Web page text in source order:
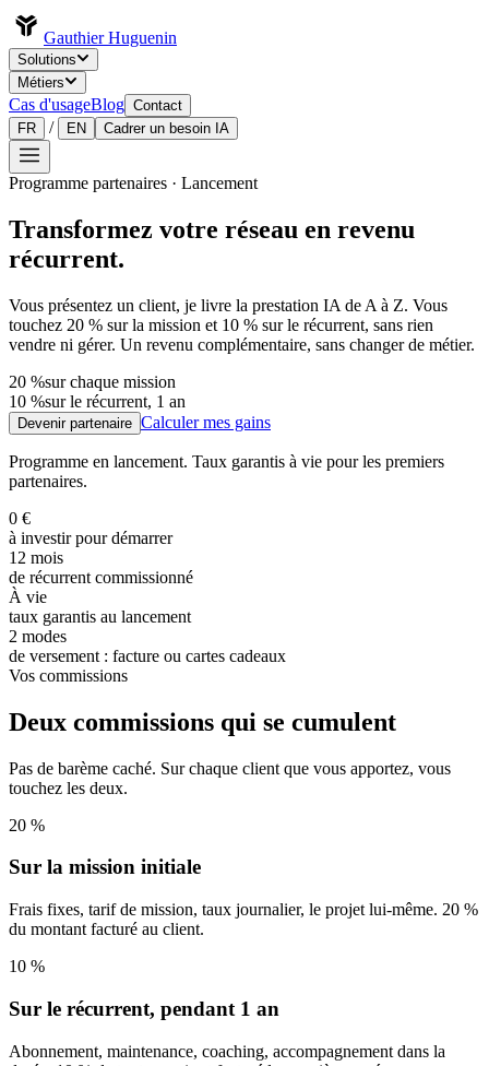
Gauthier Huguenin
Solutions
Métiers
Cas d'usageBlog Contact
FR
/ EN Cadrer un besoin IA
Programme partenaires · Lancement
Transformez votre réseau en revenu
récurrent.
Vous présentez un client, je livre la prestation IA de A à Z. Vous
touchez 20 % sur la mission et 10 % sur le récurrent, sans rien
vendre ni gérer. Un revenu complémentaire, sans changer de métier.
20 %sur chaque mission
10 %sur le récurrent, 1 an
Devenir partenaire Calculer mes gains
Programme en lancement. Taux garantis à vie pour les premiers
partenaires.
0 €
à investir pour démarrer
12 mois
de récurrent commissionné
À vie
taux garantis au lancement
2 modes
de versement : facture ou cartes cadeaux
Vos commissions
Deux commissions qui se cumulent
Pas de barème caché. Sur chaque client que vous apportez, vous
touchez les deux.
20 %
Sur la mission initiale
Frais fixes, tarif de mission, taux journalier, le projet lui-même. 20 %
du montant facturé au client.
10 %
Sur le récurrent, pendant 1 an
Abonnement, maintenance, coaching, accompagnement dans la